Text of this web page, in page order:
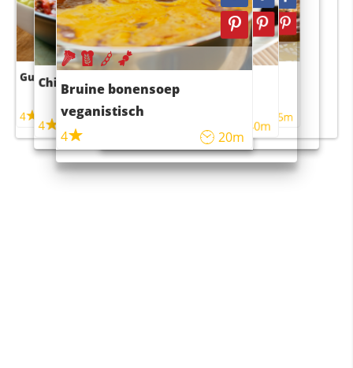
Guacamole
4
Chili con carne
4
Bruine bonensoep
veganistisch
4
20m
Sushi rijstsalade
maaltijdsalade
40m
4 55m